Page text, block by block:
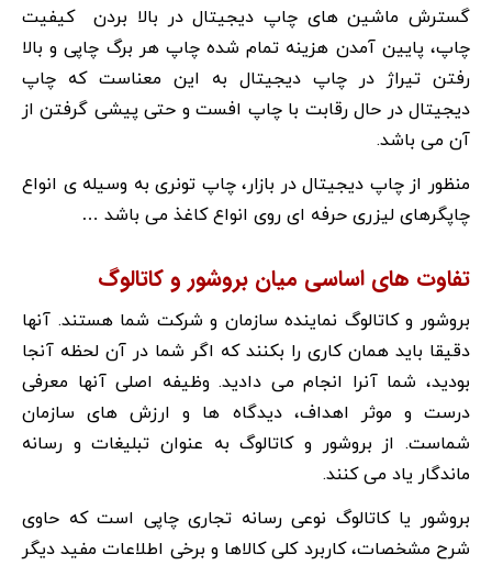
گسترش ماشین های چاپ دیجیتال در بالا بردن کیفیت
چاپ، پایین آمدن هزینه تمام شده چاپ هر برگ چاپی و بالا
رفتن تیراژ در چاپ دیجیتال به این معناست که چاپ
دیجیتال در حال رقابت با چاپ افست و حتی پیشی گرفتن از
آن می باشد.
منظور از چاپ دیجیتال در بازار، چاپ تونری به وسیله ی انواع
چاپگرهای لیزری حرفه ای روی انواع کاغذ می باشد …
تفاوت های اساسی میان بروشور و کاتالوگ
بروشور و کاتالوگ نماینده سازمان و شرکت شما هستند. آنها
دقیقا باید همان کاری را بکنند که اگر شما در آن لحظه آنجا
بودید، شما آنرا انجام می دادید. وظیفه اصلی آنها معرفی
درست و موثر اهداف، دیدگاه ها و ارزش های سازمان
شماست. از بروشور و کاتالوگ به عنوان تبلیغات و رسانه
ماندگار یاد می کنند.
بروشور یا کاتالوگ نوعی رسانه تجاری چاپی است که حاوی
شرح مشخصات، کاربرد کلی کالاها و برخی اطلاعات مفید دیگر